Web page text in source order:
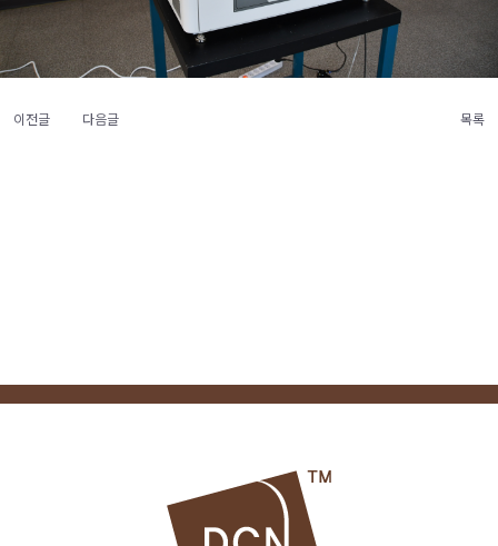
이전글 다음글 목록